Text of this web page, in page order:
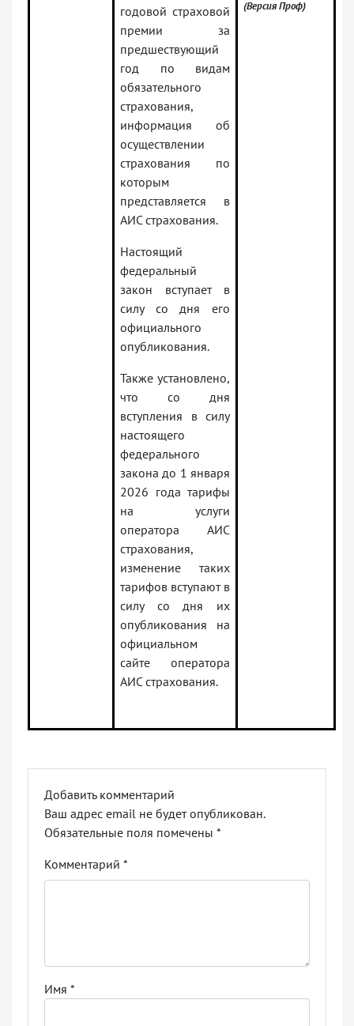
годовой страховой
премии за
предшествующий
год по видам
обязательного
страхования,
информация об
осуществлении
страхования по
которым
представляется в
АИС страхования.
Настоящий
федеральный
закон вступает в
силу со дня его
официального
опубликования.
Также установлено,
что со дня
вступления в силу
настоящего
федерального
закона до 1 января
2026 года тарифы
на услуги
оператора АИС
страхования,
изменение таких
тарифов вступают в
силу со дня их
опубликования на
официальном
сайте оператора
АИС страхования.
(Версия Проф)
Добавить комментарий
Ваш адрес email не будет опубликован.
Обязательные поля помечены *
Комментарий *
Имя *